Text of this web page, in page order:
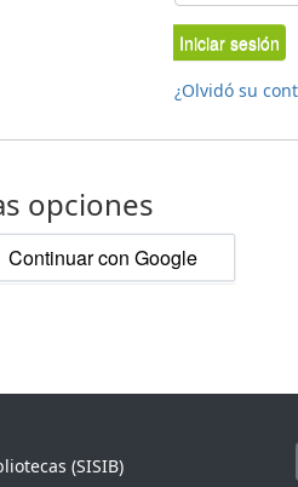
Iniciar sesión
¿Olvidó su
opciones
Continuar con Google
(SISIB)